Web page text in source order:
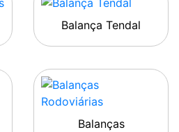
Balança Tendal
Balanças